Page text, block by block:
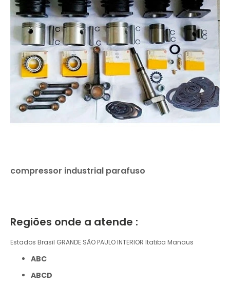
compressor industrial parafuso
Regiões onde a atende :
Estados Brasil GRANDE SÃO PAULO INTERIOR Itatiba Manaus
ABC
ABCD